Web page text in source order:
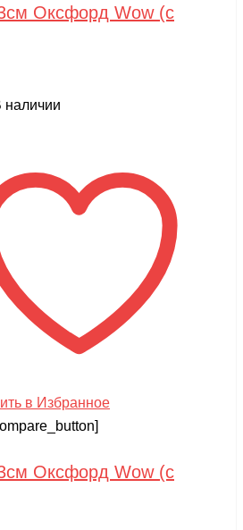
Оксфорд Wow (с
наличии
в Избранное
Оксфорд Wow (с